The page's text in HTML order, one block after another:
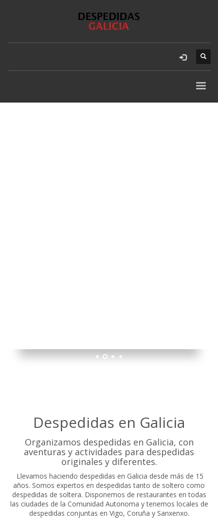
1
Despedidas en Galicia
Organizamos despedidas en Galicia, con
aventuras y actividades para despedidas
originales y diferentes.
Llevamos haciendo despedidas en Galicia desde más de 15
años. Somos expertos en despedidas tanto de soltero como
despedidas de soltera. Disponemos de restaurantes en todas
las ciudades de la Comunidad Autonoma y tenemos locales de
despedidas conjuntas en Vigo, Coruña y Sanxenxo.